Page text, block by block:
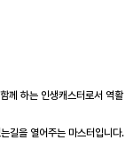
께 하는 인생캐스터로서 역활
길을 열어주는 마스터입니다.